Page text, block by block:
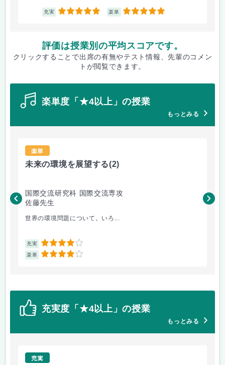
充実 5 楽単 5
評価は授業別の平均スコアです。
クリックすることで出席の有無やテスト情報、先輩のコメン
トが閲覧できます。
楽単度「★4以上」の授業
もっとみる
楽単
未来の環境を展望する(2)
国際交流研究科 国際交流専攻
佐藤先生
世界の環境問題について。いろ...
充実 4
楽単 4
矢
充実度「★4以上」の授業
もっとみる
充実